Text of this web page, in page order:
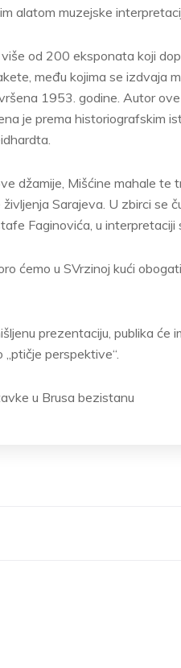
alatom muzejske
od 200 eksponata koji
među kojima se izdvaja
1953. godine. Autor
je prema historiografskim
džamije, Mišćine mahale te
Sarajeva. U zbirci se
Faginovića, u interpretaciji
ćemo u SVrzinoj kući
prezentaciju, publika će
perspektive“.
u Brusa bezistanu